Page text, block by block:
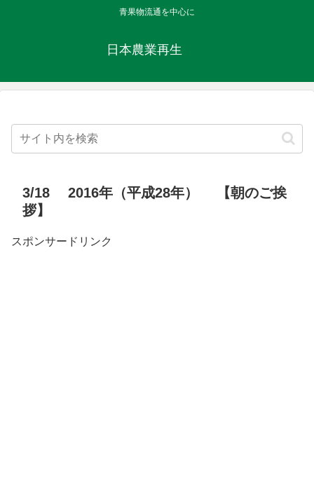
青果物流通を中心に
日本農業再生
3/18 2016年（平成28年） 【朝のご挨
拶】
スポンサードリンク